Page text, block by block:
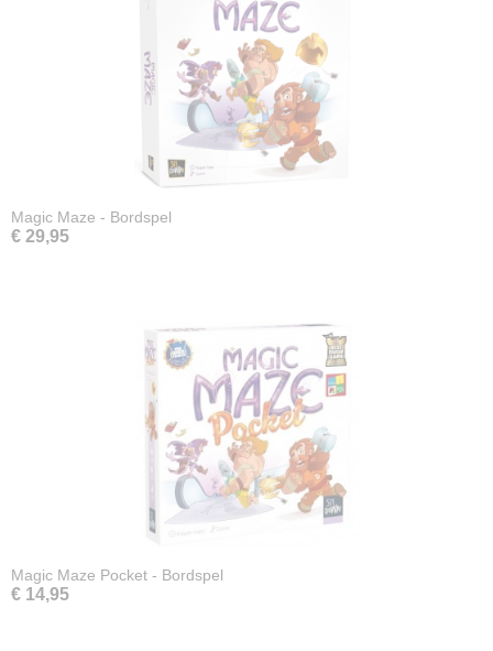
Magic Maze - Bordspel
€ 29,95
Magic Maze Pocket - Bordspel
€ 14,95